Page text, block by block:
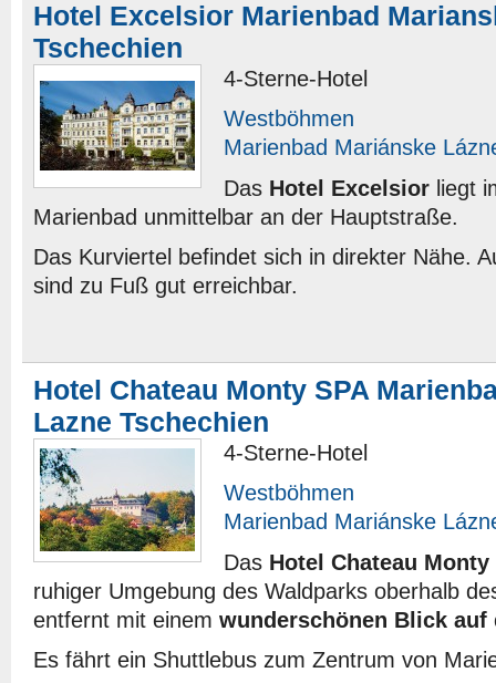
Hotel Excelsior Marienbad
Tschechien
4-Sterne-Hotel
Westböhmen
Marienbad Mariánske
Das Hotel Excelsior liegt
Marienbad unmittelbar an der Hauptstraße.
Das Kurviertel befindet sich in direkter Nähe.
sind zu Fuß gut erreichbar.
Hotel Chateau Monty SPA
Lazne Tschechien
4-Sterne-Hotel
Westböhmen
Marienbad Mariánske
Das Hotel Chateau Monty
ruhiger Umgebung des Waldparks oberhalb
entfernt mit einem wunderschönen Blick auf
Es fährt ein Shuttlebus zum Zentrum von